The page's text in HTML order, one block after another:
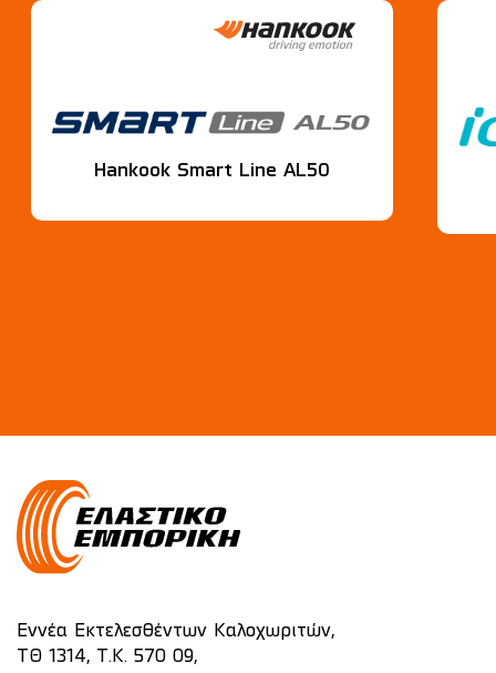
Hankook Smart Line AL50
Εννέα Εκτελεσθέντων Καλοχωριτών,
ΤΘ 1314, Τ.Κ. 570 09,